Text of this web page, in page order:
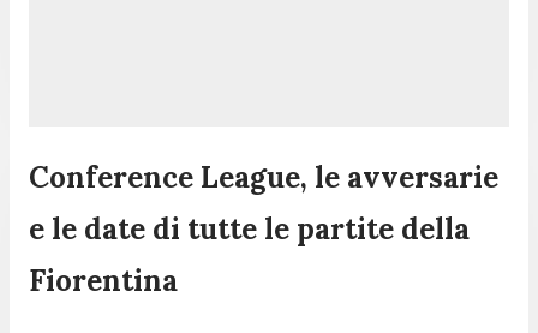
Conference League, le avversarie
e le date di tutte le partite della
Fiorentina